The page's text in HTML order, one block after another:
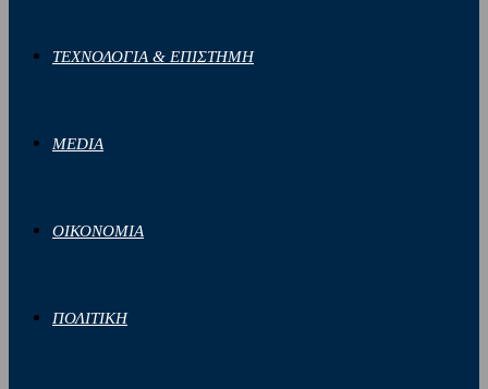
ΤΕΧΝΟΛΟΓΙΑ & ΕΠΙΣΤΗΜΗ
MEDIA
ΟΙΚΟΝΟΜΙΑ
ΠΟΛΙΤΙΚΗ